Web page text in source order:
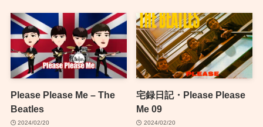
Please Please Me – The
Beatles
2024/02/20
宅録日記・Please Please
Me 09
2024/02/20